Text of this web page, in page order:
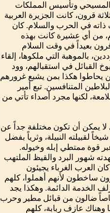
المسيحي وتأسيس المملكات
قرون، كانت الجزيرة العربية
ذاته في الحرب والسلام. كان
من أي عشيرة كانت بهذه
بعيداً في وقت السلام
بالموهبة التي ملكوها، إلقاء
القبائل في استقبالهم، وود
يحاطوا هكذا بمن يشبع غرورهم
المتنافسين. تبع أمير
لكنها مجرد أصداء تأتي من
يمكن أن تكون مختلفة جداً عن
لقبيلته النبيلة، وثرياً بفضل
قوة ممتطي إبله وخيوله.
شهور البرد والقيظ الملتهب
العرب الغرباء يجيئون
ساخطون لأنهم أهملوا، كلهم
الخدمة الدائمة. وهكذا يجد
ضالون من قبائل مطير وحرب
وهناك عازف ربابة، كلهم